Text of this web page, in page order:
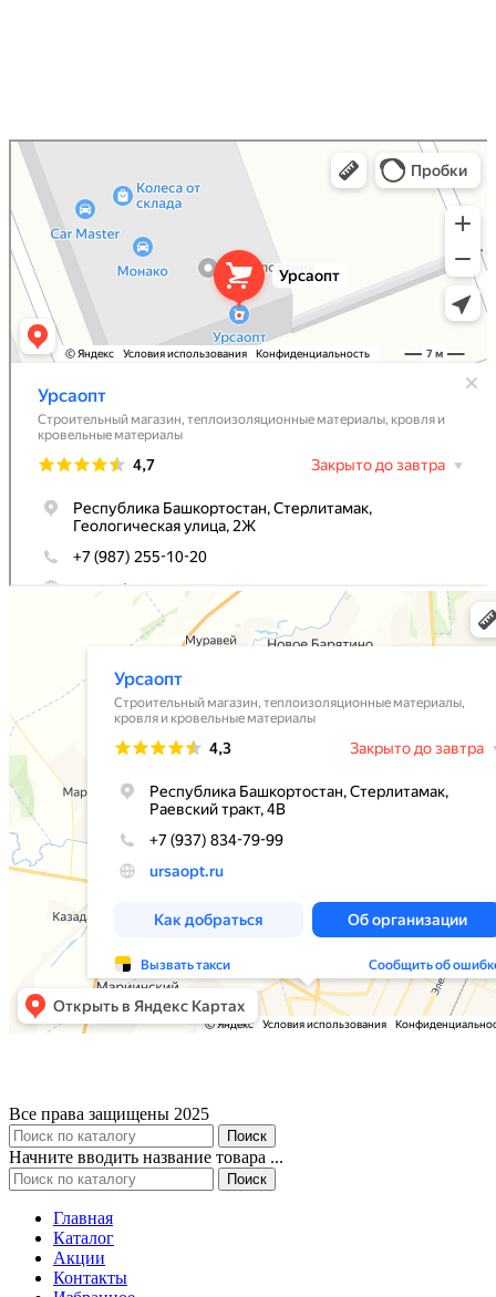
Все права защищены 2025
Поиск
Начните вводить название товара ...
Поиск
Главная
Каталог
Акции
Контакты